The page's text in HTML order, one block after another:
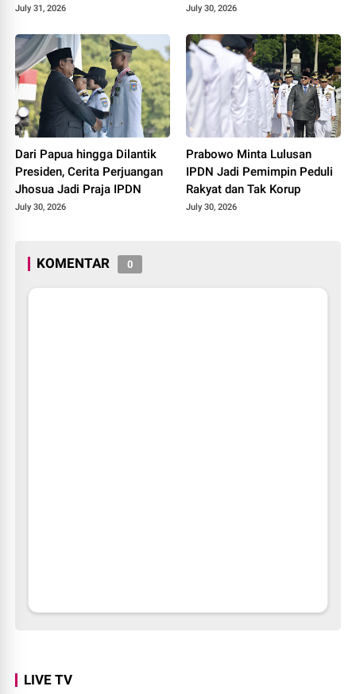
SD hingga Pengemudi Ojol
July 31, 2026
3 Juta Rumah
July 30, 2026
Dari Papua hingga Dilantik
Presiden, Cerita Perjuangan
Jhosua Jadi Praja IPDN
July 30, 2026
Prabowo Minta Lulusan
IPDN Jadi Pemimpin Peduli
Rakyat dan Tak Korup
July 30, 2026
KOMENTAR 0
LIVE TV